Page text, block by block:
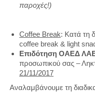
παροχές!)
Coffee Break: Κατά τη
coffee break & light
Επιδότηση ΟΑΕΔ
προσωπικού σας –
21/11/2017
Αναλαμβάνουμε τη